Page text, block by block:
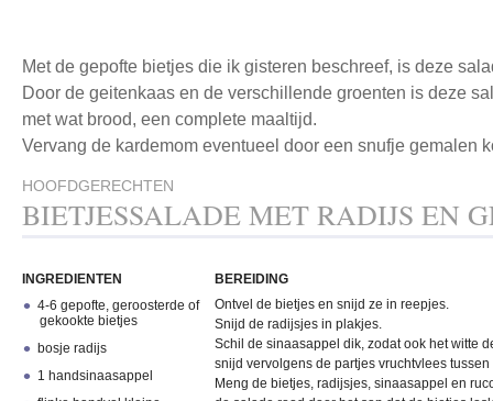
Met de gepofte bietjes die ik gisteren beschreef, is deze
Door de geitenkaas en de verschillende groenten is deze
met wat brood, een complete maaltijd.
Vervang de kardemom eventueel door een snufje gemalen
HOOFDGERECHTEN
BIETJESSALADE MET RADIJS EN
INGREDIENTEN
4-6 gepofte, geroosterde of
gekookte bietjes
bosje radijs
1 handsinaasappel
BEREIDING
Ontvel de bietjes en snijd ze in reepjes.
Snijd de radijsjes in plakjes.
Schil de sinaasappel dik, zodat ook het witte
snijd vervolgens de partjes vruchtvlees
Meng de bietjes, radijsjes, sinaasappel en